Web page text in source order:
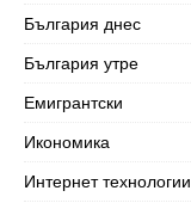
България днес
България утре
Емигрантски
Икономика
Интернет технологии